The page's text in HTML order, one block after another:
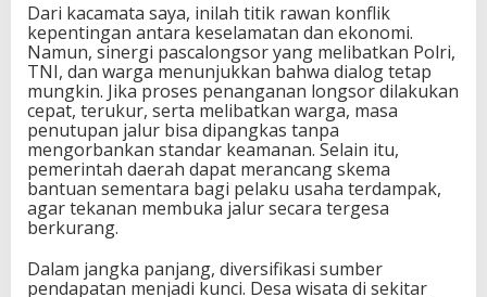
Dari kacamata saya, inilah titik rawan konflik
kepentingan antara keselamatan dan ekonomi.
Namun, sinergi pascalongsor yang melibatkan Polri,
TNI, dan warga menunjukkan bahwa dialog tetap
mungkin. Jika proses penanganan longsor dilakukan
cepat, terukur, serta melibatkan warga, masa
penutupan jalur bisa dipangkas tanpa
mengorbankan standar keamanan. Selain itu,
pemerintah daerah dapat merancang skema
bantuan sementara bagi pelaku usaha terdampak,
agar tekanan membuka jalur secara tergesa
berkurang.
Dalam jangka panjang, diversifikasi sumber
pendapatan menjadi kunci. Desa wisata di sekitar